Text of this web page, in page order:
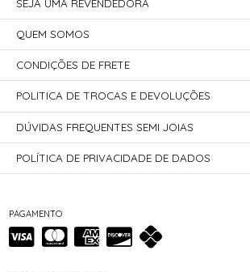
PAGAMENTO
SEJA UMA REVENDEDORA
QUEM SOMOS
CONDIÇÕES DE FRETE
POLITICA DE TROCAS E DEVOLUÇÕES
DÚVIDAS FREQUENTES SEMI JOIAS
POLÍTICA DE PRIVACIDADE DE DADOS